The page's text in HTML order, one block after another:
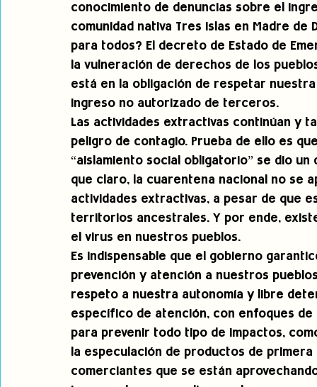
conocimiento de denuncias sobre el
comunidad nativa Tres Islas en Madre de
para todos? El decreto de Estado de
la vulneración de derechos de los
está en la obligación de respetar
ingreso no autorizado de terceros.
Las actividades extractivas continúan y
peligro de contagio. Prueba de ello es
“aislamiento social obligatorio” se dio
que claro, la cuarentena nacional no se
actividades extractivas, a pesar de que
territorios ancestrales. Y por ende,
el virus en nuestros pueblos.
Es indispensable que el gobierno
prevención y atención a nuestros
respeto a nuestra autonomía y libre
específico de atención, con enfoques
para prevenir todo tipo de impactos,
la especulación de productos de
comerciantes que se están